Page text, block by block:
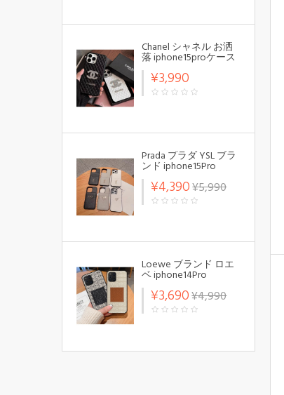
ャラクシーS24 s23ス
LINEで簡単にご注文可
Chanel シャネル お洒
落 iphone15proケース
キャラクター風 アイ
フォン15プロ カバー
カード 可愛い
¥3,990
Prada プラダ YSL ブラ
ンド iphone15Pro
max/15Pro/14スマホケ
ース カード入り 上質
皮革製品 レザー Yves
Saint Laurent イヴ･サ
ド機能 収納可能 ファ
15プロ マックス/14プ
ロ/14カバーア 落下防
止 メンズ レディース
¥4,390¥5,990
Loewe ブランド ロエ
ベ iphone14Pro
max/14Pro/14スマホケ
ース アナグラムロゴ
レザー ギャラクシー
A53カバー LOEWE 軽
iv/10 iv携帯ケース 衝
¥3,690¥4,990